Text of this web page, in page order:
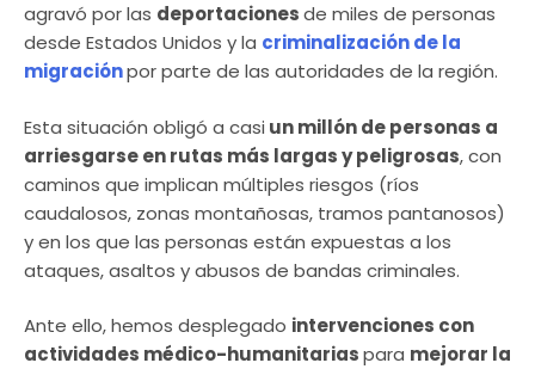
agravó por las deportacionesde miles de personas
desde Estados Unidos y la criminalización de la
migraciónpor parte de las autoridades de la región.
Esta situación obligó a casi un millón de personas a
arriesgarse en rutas más largas y peligrosas, con
caminos que implican múltiples riesgos (ríos
caudalosos, zonas montañosas, tramos pantanosos)
y en los que las personas están expuestas a los
ataques, asaltos y abusos de bandas criminales.
Ante ello, hemos desplegado intervenciones con
actividades médico-humanitariaspara mejorar la